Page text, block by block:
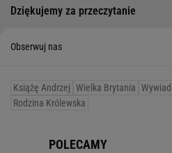
Dziękujemy za przeczytanie
Obserwuj nas
Książę Andrzej Wielka Brytania Wywiad
Rodzina Królewska
POLECAMY